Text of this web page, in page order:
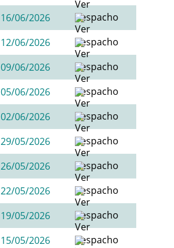
16/06/2026
12/06/2026
09/06/2026
05/06/2026
02/06/2026
29/05/2026
26/05/2026
22/05/2026
19/05/2026
15/05/2026